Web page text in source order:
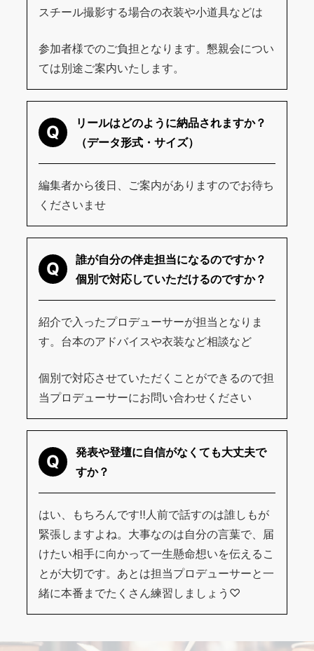
スチール撮影する場合の衣装や小道具などは
参加者様でのご負担となります。懇親会につい
ては別途ご案内いたします。
Q
リールはどのように納品されますか？
（データ形式・サイズ）
編集者から後日、ご案内がありますのでお待ち
くださいませ
Q
誰が自分の伴走担当になるのですか？
個別で対応していただけるのですか？
紹介で入ったプロデューサーが担当となりま
す。台本のアドバイスや衣装など相談など
個別で対応させていただくことができるので担
当プロデューサーにお問い合わせください
Q
発表や登壇に自信がなくても大丈夫で
すか？
はい、もちろんです‼️人前で話すのは誰しもが
緊張しますよね。大事なのは自分の言葉で、届
けたい相手に向かって一生懸命想いを伝えるこ
とが大切です。あとは担当プロデューサーと一
緒に本番までたくさん練習しましょう♡